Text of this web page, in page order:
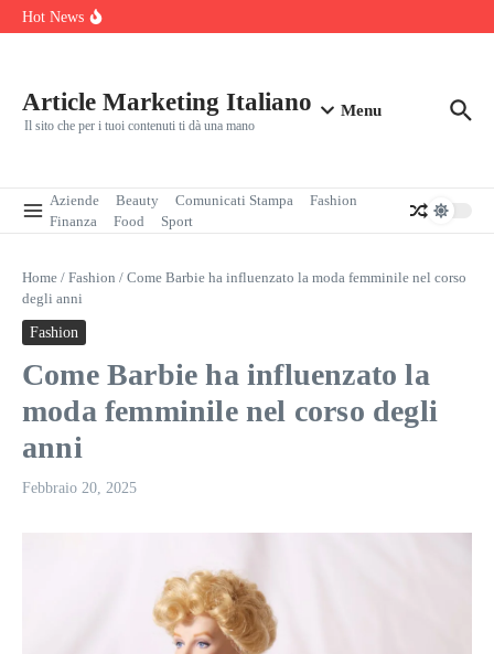
Salta al contenuto
Hot News
L’Africa forma le sue élite in modo artigianale. È tempo di passare
Article Marketing Italiano
Il sito che per i tuoi contenuti ti dà una mano
Menu
Aziende Beauty Comunicati Stampa
Fashion
Finanza
Food Sport
Home / Fashion / Come Barbie ha influenzato la moda femminile nel corso
degli anni
Fashion
Come Barbie ha influenzato la
moda femminile nel corso degli
anni
Febbraio 20, 2025